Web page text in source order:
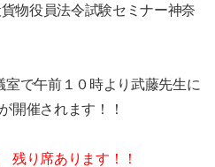
物役員法令試験セミナー神奈
で午前１０時より武藤先生に
開催されます！！
残り席あります！！